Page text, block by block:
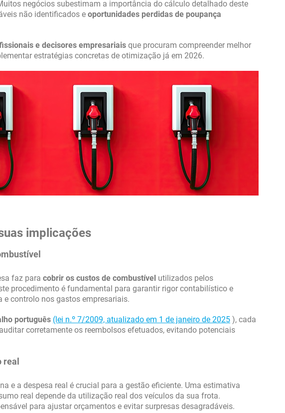
negócios subestimam a importância do cálculo detalhado deste
não identificados e oportunidades perdidas de poupança
e decisores empresariais que procuram compreender melhor
estratégias concretas de otimização já em 2026.
implicações
faz para cobrir os custos de combustível utilizados pelos
procedimento é fundamental para garantir rigor contabilístico e
controlo nos gastos empresariais.
português (lei n.º 7/2009, atualizado em 1 de janeiro de 2025 ), cada
corretamente os reembolsos efetuados, evitando potenciais
e a despesa real é crucial para a gestão eficiente. Uma estimativa
real depende da utilização real dos veículos da sua frota.
para ajustar orçamentos e evitar surpresas desagradáveis.